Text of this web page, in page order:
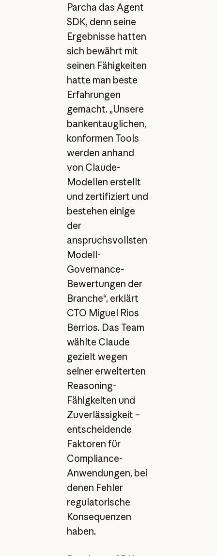
Parcha das Agent
SDK, denn seine
Ergebnisse hatten
sich bewährt mit
seinen Fähigkeiten
hatte man beste
Erfahrungen
gemacht. „Unsere
bankentauglichen,
konformen Tools
werden anhand
von Claude-
Modellen erstellt
und zertifiziert und
bestehen einige
der
anspruchsvollsten
Modell-
Governance-
Bewertungen der
Branche“, erklärt
CTO Miguel Rios
Berrios. Das Team
wählte Claude
gezielt wegen
seiner erweiterten
Reasoning-
Fähigkeiten und
Zuverlässigkeit –
entscheidende
Faktoren für
Compliance-
Anwendungen, bei
denen Fehler
regulatorische
Konsequenzen
haben.